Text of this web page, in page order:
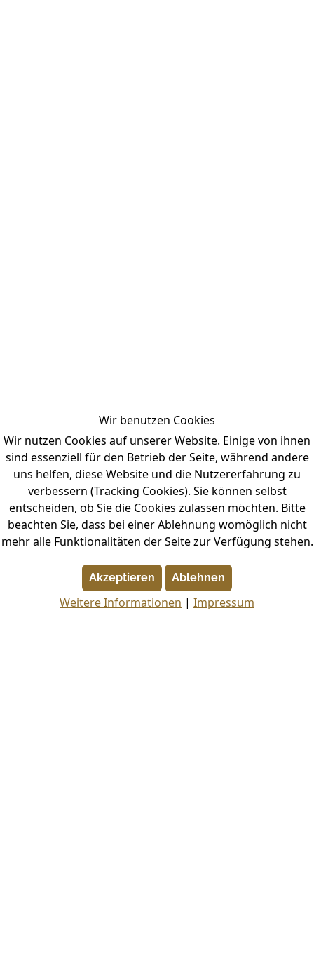
Wir benutzen Cookies
Wir nutzen Cookies auf unserer Website. Einige von ihnen
sind essenziell für den Betrieb der Seite, während andere
uns helfen, diese Website und die Nutzererfahrung zu
verbessern (Tracking Cookies). Sie können selbst
entscheiden, ob Sie die Cookies zulassen möchten. Bitte
beachten Sie, dass bei einer Ablehnung womöglich nicht
mehr alle Funktionalitäten der Seite zur Verfügung stehen.
Akzeptieren Ablehnen
Weitere Informationen | Impressum